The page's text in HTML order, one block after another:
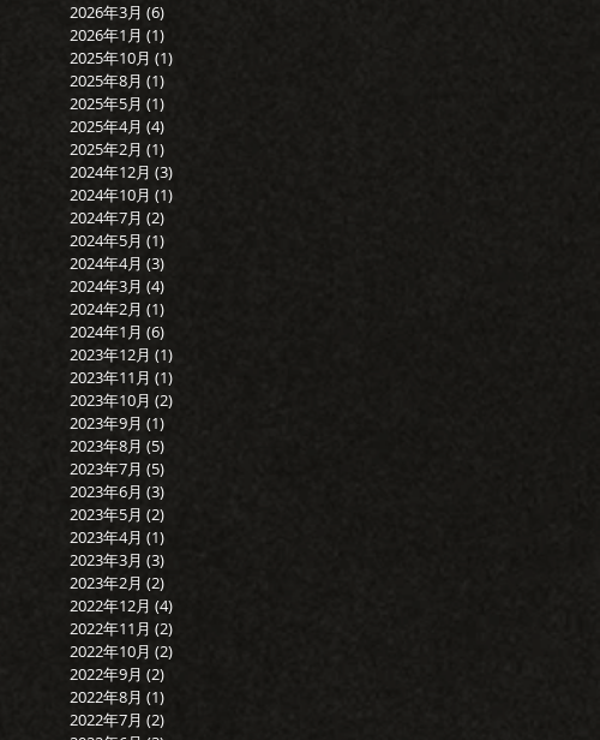
2026年3月 (6)
2026年1月 (1)
2025年10月 (1)
2025年8月 (1)
2025年5月 (1)
2025年4月 (4)
2025年2月 (1)
2024年12月 (3)
2024年10月 (1)
2024年7月 (2)
2024年5月 (1)
2024年4月 (3)
2024年3月 (4)
2024年2月 (1)
2024年1月 (6)
2023年12月 (1)
2023年11月 (1)
2023年10月 (2)
2023年9月 (1)
2023年8月 (5)
2023年7月 (5)
2023年6月 (3)
2023年5月 (2)
2023年4月 (1)
2023年3月 (3)
2023年2月 (2)
2022年12月 (4)
2022年11月 (2)
2022年10月 (2)
2022年9月 (2)
2022年8月 (1)
2022年7月 (2)